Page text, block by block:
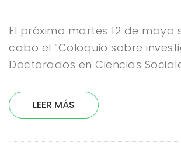
El próximo martes 12 de mayo
cabo el “Coloquio sobre
Doctorados en Ciencias
LEER MÁS